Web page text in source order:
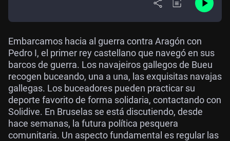
Embarcamos hacia al guerra contra Aragón con
Pedro I, el primer rey castellano que navegó en sus
barcos de guerra. Los navajeiros gallegos de Bueu
recogen buceando, una a una, las exquisitas navajas
gallegas. Los buceadores pueden practicar su
deporte favorito de forma solidaria, contactando con
Solidive. En Bruselas se está discutiendo, desde
hace semanas, la futura política pesquera
comunitaria. Un aspecto fundamental es regular las